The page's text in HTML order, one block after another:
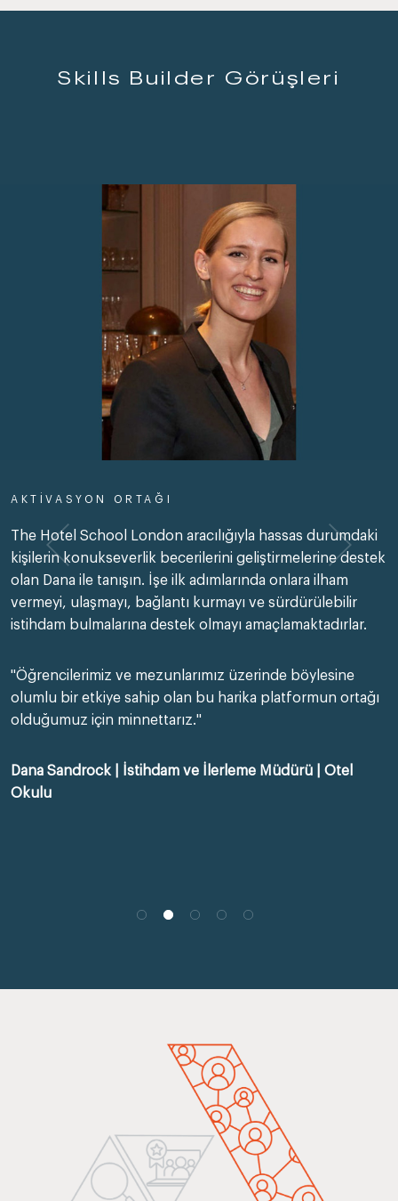
Skills Builder Görüşleri
AKTIVASYON ORTAĞI
The Hotel School London aracılığıyla hassas durumdaki
kişilerin konukseverlik becerilerini geliştirmelerine destek
olan Dana ile tanışın. İşe ilk adımlarında onlara ilham
vermeyi, ulaşmayı, bağlantı kurmayı ve sürdürülebilir
istihdam bulmalarına destek olmayı amaçlamaktadırlar.
"Öğrencilerimiz ve mezunlarımız üzerinde böylesine
olumlu bir etkiye sahip olan bu harika platformun ortağı
olduğumuz için minnettarız."
Dana Sandrock | İstihdam ve İlerleme Müdürü | Otel
Okulu